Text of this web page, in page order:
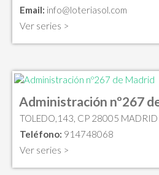
Email: info@loteriasol.com
Ver series >
Administración nº267
TOLEDO,143, CP 28005
Teléfono: 914748068
Ver series >